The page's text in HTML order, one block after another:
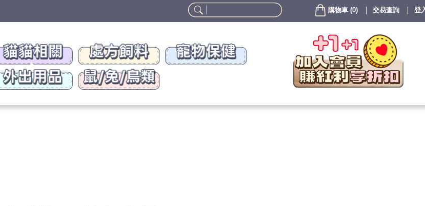
購物車 (0) 交易查詢 登